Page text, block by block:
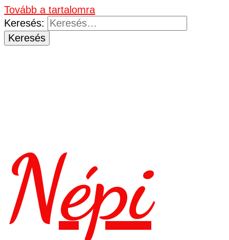
Tovább a tartalomra
Keresés:
Népi